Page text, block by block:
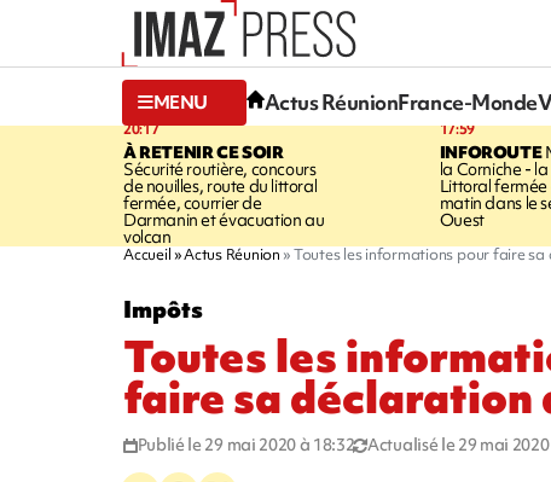
MENU Actus RéunionFrance-Monde
20:17
À RETENIR CE SOIR
Sécurité routière, concours
de nouilles, route du littoral
fermée, courrier de
Darmanin et évacuation au
volcan
17:59
INFOROUTE
la Corniche -
Littoral
matin dans le
Ouest
Accueil Actus Réunion Toutes les informations pour faire sa
Impôts
Toutes les
faire sa déclaration
Publié le 29 mai 2020 à 18:32 Actualisé le 29 mai